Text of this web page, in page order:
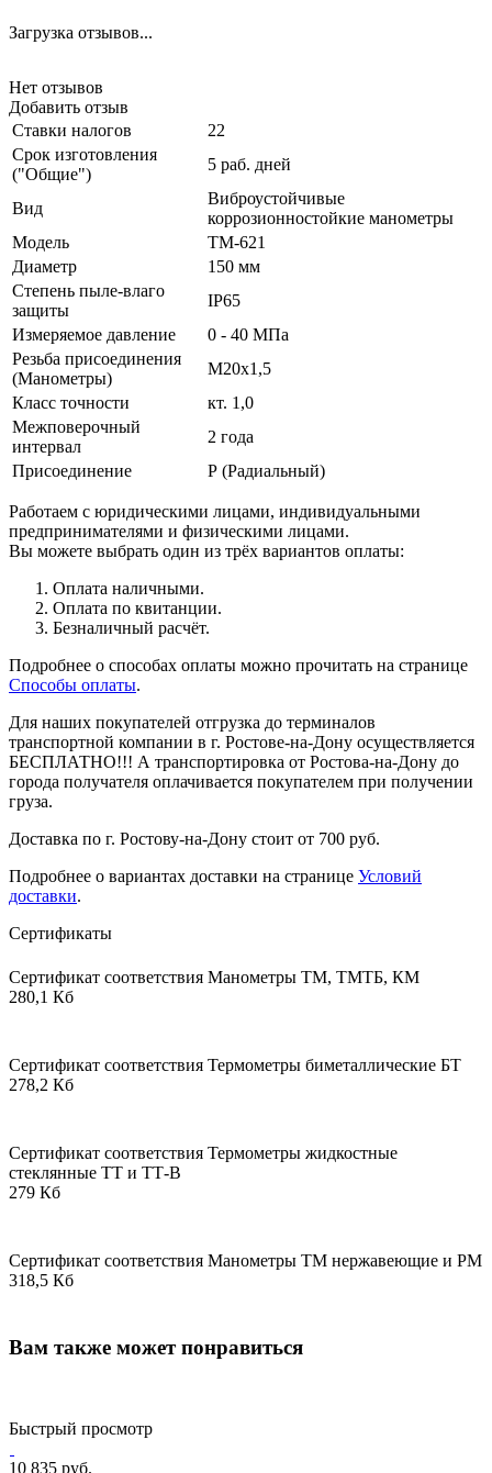
Загрузка отзывов...
Нет отзывов
Добавить отзыв
Ставки налогов
22
Срок изготовления
("Общие")
5 раб. дней
Вид
Виброустойчивые
коррозионностойкие манометры
Модель
ТМ-621
Диаметр
150 мм
Степень пыле-влаго
защиты
IP65
Измеряемое давление
0 - 40 МПа
Резьба присоединения
(Манометры)
М20х1,5
Класс точности
кт. 1,0
Межповерочный
интервал
2 года
Присоединение
Р (Радиальный)
Работаем с юридическими лицами, индивидуальными
предпринимателями и физическими лицами.
Вы можете выбрать один из трёх вариантов оплаты:
Оплата наличными.
Оплата по квитанции.
Безналичный расчёт.
Подробнее о способах оплаты можно прочитать на странице
Способы оплаты.
Для наших покупателей отгрузка до терминалов
транспортной компании в г. Ростове-на-Дону осуществляется
БЕСПЛАТНО!!! А транспортировка от Ростова-на-Дону до
города получателя оплачивается покупателем при получении
груза.
Доставка по г. Ростову-на-Дону стоит от 700 руб.
Подробнее о вариантах доставки на странице Условий
доставки.
Сертификаты
Сертификат соответствия Манометры ТМ, ТМТБ, КМ
280,1 Кб
Сертификат соответствия Термометры биметаллические БТ
278,2 Кб
Сертификат соответствия Термометры жидкостные
стеклянные ТТ и ТТ-В
279 Кб
Сертификат соответствия Манометры ТМ нержавеющие и РМ
318,5 Кб
Вам также может понравиться
Быстрый просмотр
10 835 руб.